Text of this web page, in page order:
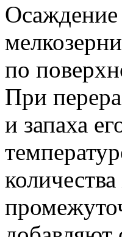
Осаждение
по
При
и запаха